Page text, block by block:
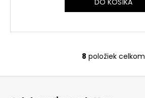
O
8 položiek celkom
Z